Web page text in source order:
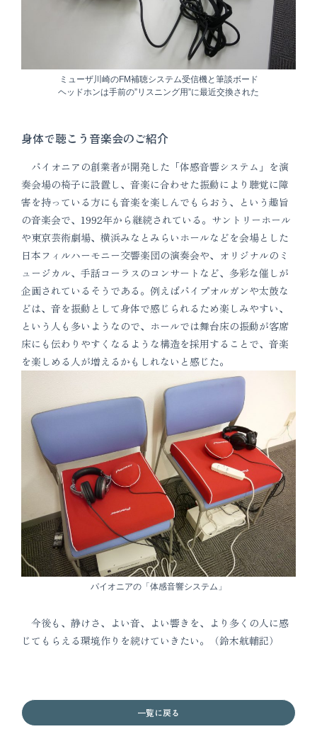
ミューザ川崎のFM補聴システム受信機と筆談ボード
ヘッドホンは手前の”リスニング用”に最近交換された
身体で聴こう音楽会のご紹介
パイオニアの創業者が開発した「体感音響システム」を演
奏会場の椅子に設置し、音楽に合わせた振動により聴覚に障
害を持っている方にも音楽を楽しんでもらおう、という趣旨
の音楽会で、1992年から継続されている。サントリーホール
や東京芸術劇場、横浜みなとみらいホールなどを会場とした
日本フィルハーモニー交響楽団の演奏会や、オリジナルのミ
ュージカル、手話コーラスのコンサートなど、多彩な催しが
企画されているそうである。例えばパイプオルガンや太鼓な
どは、音を振動として身体で感じられるため楽しみやすい、
という人も多いようなので、ホールでは舞台床の振動が客席
床にも伝わりやすくなるような構造を採用することで、音楽
を楽しめる人が増えるかもしれないと感じた。
パイオニアの「体感音響システム」
今後も、静けさ、よい音、よい響きを、より多くの人に感
じてもらえる環境作りを続けていきたい。（鈴木航輔記）
一覧に戻る